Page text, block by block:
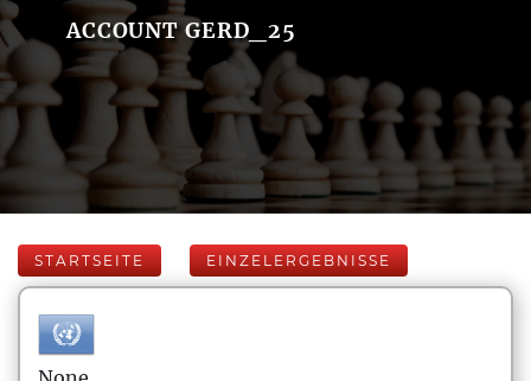
ACCOUNT GERD_25
STARTSEITE EINZELERGEBNISSE